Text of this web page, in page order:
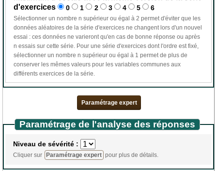
d'exercices
0 1 2 3 4 5 6
Sélectionner un nombre n supérieur ou égal à 2 permet d'éviter que les
données aléatoires de la série d'exercices ne changent lors d'un nouvel
essai : ces données ne varieront qu'en cas de bonne réponse ou après
n essais sur cette série. Pour une série d'exercices dont l'ordre est fixé,
sélectionner un nombre n supérieur ou égal à 1 permet de plus de
conserver les mêmes valeurs pour les variables communes aux
différents exercices de la série.
Paramétrage expert
Paramétrage de l'analyse des réponses
Niveau de sévérité :
Cliquer sur Paramétrage expert pour plus de détails.